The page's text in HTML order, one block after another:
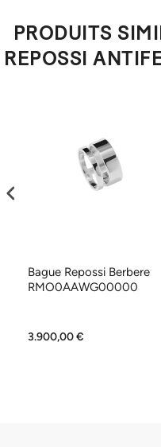
PRODUITS
REPOSSI
Bague Repossi Berbere
RMO0AAWG00000
3.900,00 €